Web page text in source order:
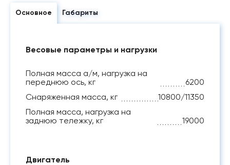
Основное Габариты
Весовые параметры и нагрузки
Полная масса а/м, нагрузка на
переднюю ось, кг
6200
Снаряженная масса, кг
10800/11350
Полная масса, нагрузка на
заднюю тележку, кг
19000
Двигатель